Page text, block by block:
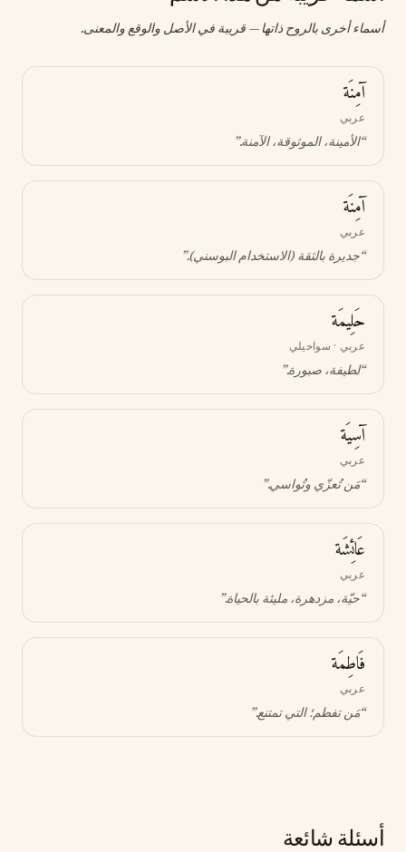
أسماء أخرى بالروح ذاتها — قريبة في الأصل والوقع والمعنى.
آمِنَة
عربي
“الأمينة، الموثوقة، الآمنة.”
آمِنَة
عربي
“جديرة بالثقة (الاستخدام البوسني).”
حَلِيمَة
عربي · سواحيلي
“لطيفة، صبورة.”
آسِيَة
عربي
“مَن تُعزّي وتُواسي.”
عَائِشَة
عربي
“حيّة، مزدهرة، مليئة بالحياة.”
فَاطِمَة
عربي
“مَن تفطم؛ التي تمتنع.”
أسئلة شائعة